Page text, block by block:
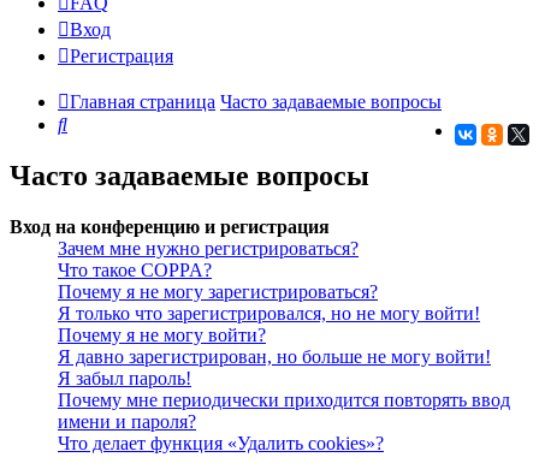
Вход
Регистрация
Главная страница Часто задаваемые вопросы
Поиск
Часто задаваемые вопросы
Вход на конференцию и регистрация
Зачем мне нужно регистрироваться?
Что такое COPPA?
Почему я не могу зарегистрироваться?
Я только что зарегистрировался, но не могу войти!
Почему я не могу войти?
Я давно зарегистрирован, но больше не могу войти!
Я забыл пароль!
Почему мне периодически приходится повторять ввод
имени и пароля?
Что делает функция «Удалить cookies»?